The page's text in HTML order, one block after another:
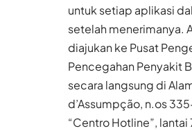
untuk setiap aplikasi
setelah menerimanya.
diajukan ke Pusat
Pencegahan Penyakit
secara langsung di
d’Assumpção, n.os
“Centro Hotline”,